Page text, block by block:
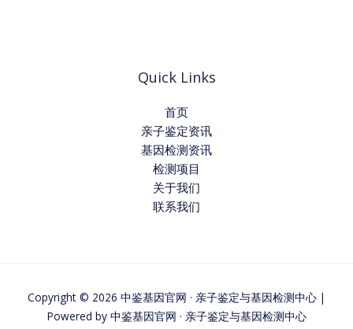
Quick Links
首页
亲子鉴定资讯
基因检测资讯
检测项目
关于我们
联系我们
Copyright © 2026 中鉴基因官网 · 亲子鉴定与基因检测中心 |
Powered by 中鉴基因官网 · 亲子鉴定与基因检测中心